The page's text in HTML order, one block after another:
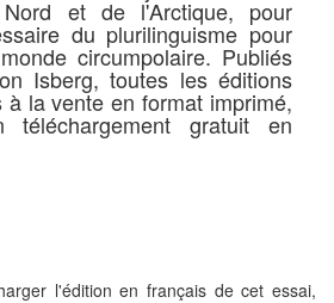
et de l'Arctique, pour
du plurilinguisme pour
circumpolaire. Publiés
Isberg, toutes les éditions
à la vente en format imprimé,
gratuit en
l'édition en français de cet essai,